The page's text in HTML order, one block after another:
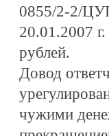
0855/2-2/
20.01.2007
рублей.
Довод
чужими